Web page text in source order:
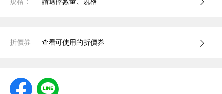
折價券 查看可使用的折價券